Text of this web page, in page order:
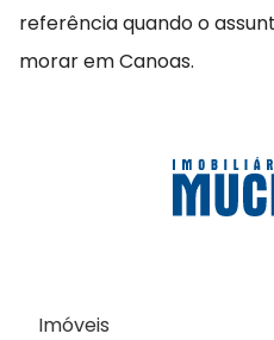
referência quando o
morar em Canoas.
Imóveis